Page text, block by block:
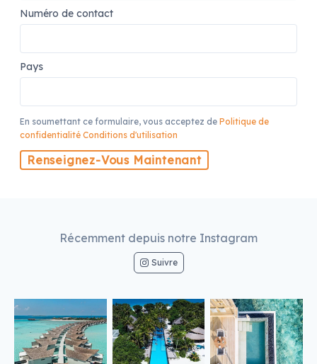
Numéro de contact
Pays
En soumettant ce formulaire, vous acceptez de Politique de
confidentialité Conditions d'utilisation
Renseignez-Vous Maintenant
Récemment depuis notre Instagram
Suivre